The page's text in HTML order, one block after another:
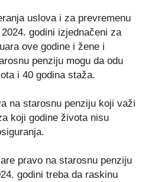
uslova i za prevremenu
godini izjednačeni za
ove godine i žene i
penziju mogu da odu
i 40 godina staža.
na starosnu penziju koji važi
koji godine života nisu
pravo na starosnu penziju
godini treba da raskinu